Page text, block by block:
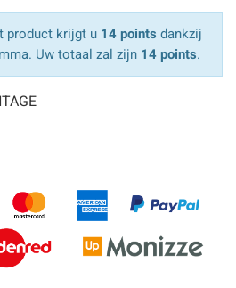
product krijgt u 14 points dankzij
Uw totaal zal zijn 14 points.